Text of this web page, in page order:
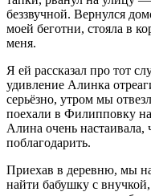
беззвучной. Вернулся
моей беготни, стояла в
меня.
Я ей рассказал про тот
удивление Алинка
серьёзно, утром мы
поехали в Филипповку
Алина очень настаивала,
поблагодарить.
Приехав в деревню, мы
найти бабушку с